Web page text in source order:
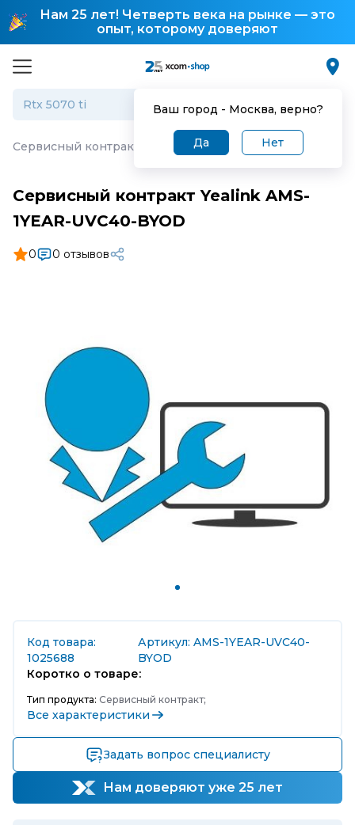
Нам 25 лет! Четверть века на рынке — это
опыт, которому доверяют
Ваш город - Москва, верно?
Да Нет
Сервисный контракт Yealink AMS-1YEAR-UVC40-BYOD
Сервисный контракт Yealink AMS-
1YEAR-UVC40-BYOD
0 0 отзывов
Код товара:
1025688
Артикул: AMS-1YEAR-UVC40-
BYOD
Коротко о товаре:
Тип продукта: Сервисный контракт;
Все характеристики
Задать вопрос специалисту
Нам доверяют уже 25 лет